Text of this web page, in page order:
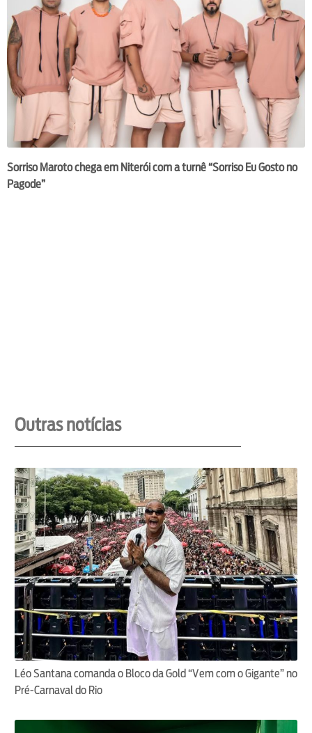
Sorriso Maroto chega em Niterói com a turnê “Sorriso Eu Gosto no
Pagode”
Outras notícias
Léo Santana comanda o Bloco da Gold “Vem com o Gigante” no
Pré-Carnaval do Rio